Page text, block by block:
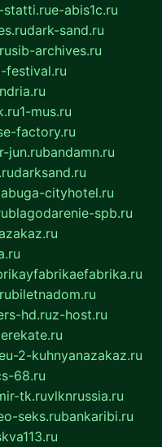
e-abis1c.ru
dark-sand.ru
sib-archives.ru
festival.ru
1-mus.ru
factory.ru
jun.rubandamn.ru
darksand.ru
cityhotel.ru
blagodarenie-spb.ru
biletnadom.ru
hd.ruz-host.ru
2-kuhnyanazakaz.ru
68.ru
tk.ruvlknrussia.ru
seks.rubankaribi.ru